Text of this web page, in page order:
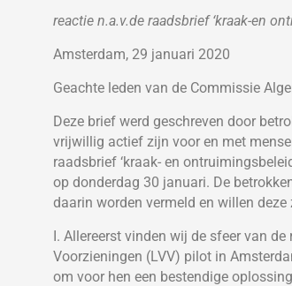
reactie n.a.v.de raadsbrief ‘kraak-en
Amsterdam, 29 januari 2020
Geachte leden van de Commissie
Deze brief werd geschreven door
vrijwillig actief zijn voor en met
raadsbrief ‘kraak- en
op donderdag 30 januari. De
daarin worden vermeld en willen
I. Allereerst vinden wij de sfeer van
Voorzieningen (LVV) pilot in
om voor hen een bestendige